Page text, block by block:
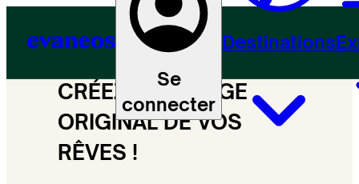
Se
connecter
Destinations
CRÉEZ LE VOYAGE
ORIGINAL DE VOS
RÊVES !